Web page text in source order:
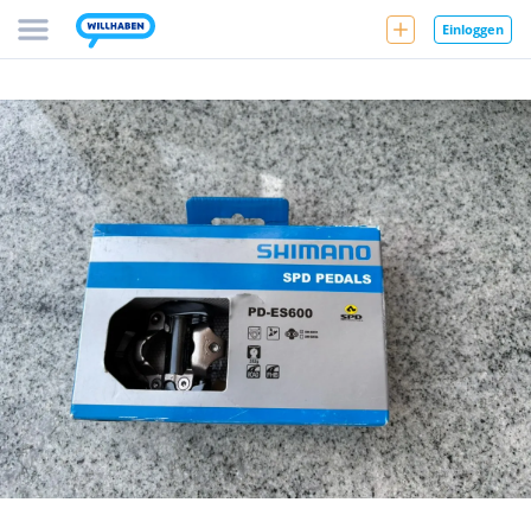
Einloggen